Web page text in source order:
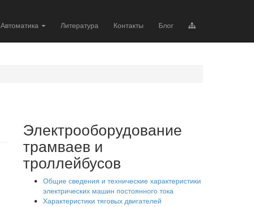
Автоматика Литература Контакты Блог
Электрооборудование
трамваев и
троллейбусов
Общие сведения и технические характеристики
электрических машин постоянного тока
Характеристики тяговых двигателей